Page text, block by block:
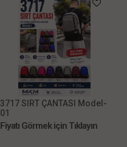
3717 SIRT ÇANTASI Model-
01
Fiyatı Görmek için Tıklayın